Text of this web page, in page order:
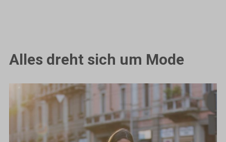
Alles dreht sich um Mode